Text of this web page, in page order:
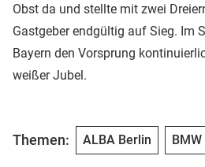
Obst da und stellte mit zwei
Gastgeber endgültig auf Sieg. Im
Bayern den Vorsprung
weißer Jubel.
Themen: ALBA Berlin BMW